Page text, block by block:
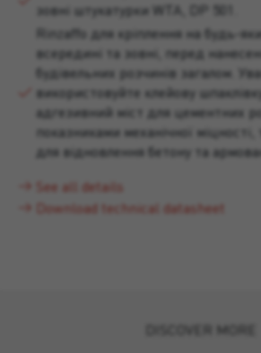
зовні штукатурки WTA, DP 501.
Rinzaffo для кріплення на будь-
всередині та зовні, перед
будівельних розчинів загалом.
використовуйте клейову
адгезивний міст для цементних
показниками механічної
для відновлення бетону та
See all details
Download technical datasheet
DISCOVER MORE